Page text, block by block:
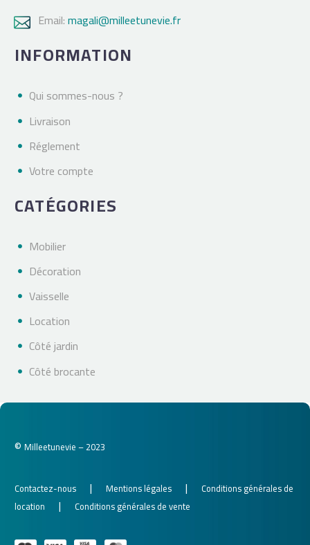
 Email:magali@milleetunevie.fr
INFORMATION
Qui sommes-nous ?
Livraison
Réglement
Votre compte
CATÉGORIES
Mobilier
Décoration
Vaisselle
Location
Côté jardin
Côté brocante
© Milleetunevie – 2023
Contactez-nous | Mentions légales |
Conditions générales de
location
| Conditions générales de vente